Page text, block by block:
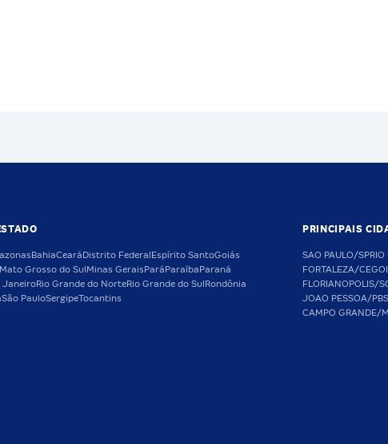
BahiaCearáDistrito FederalEspírito SantoGoiás
Mato Grosso do SulMinas GeraisParáParaíbaParaná
JaneiroRio Grande do NorteRio Grande do SulRondônia
São PauloSergipeTocantins
PRINCIPAIS
SAO PAULO/SP
FORTALEZA/CE
FLORIANOPOLIS/
JOAO PESSOA/PB
CAMPO GRANDE/